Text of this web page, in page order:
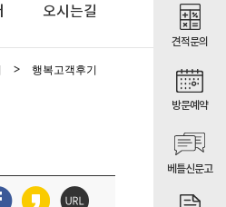
오시는길
견적문의
방문예약
베틀신문고
행복고객후기